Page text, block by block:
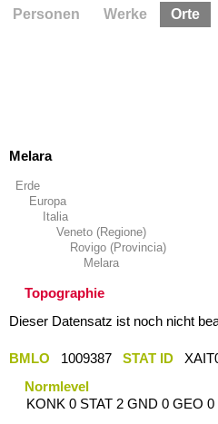
Melara
Erde
Europa
Italia
Veneto (Regione)
Rovigo (Provincia)
Melara
Topographie
Dieser Datensatz ist noch nicht
BMLO 1009387 STAT ID
Normlevel
KONK 0 STAT 2 GND 0 GEO
Personen Werke Orte